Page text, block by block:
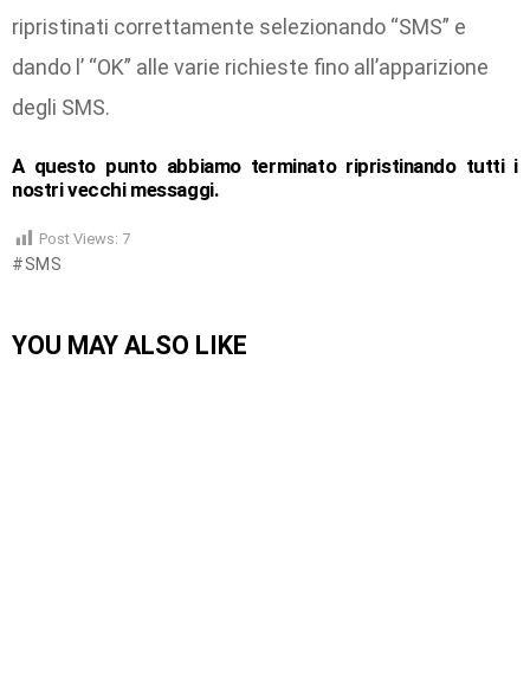
ripristinati correttamente selezionando “SMS” e
dando l’ “OK” alle varie richieste fino all’apparizione
degli SMS.
A questo punto abbiamo terminato ripristinando tutti i
nostri vecchi messaggi.
Post Views: 7
SMS
YOU MAY ALSO LIKE